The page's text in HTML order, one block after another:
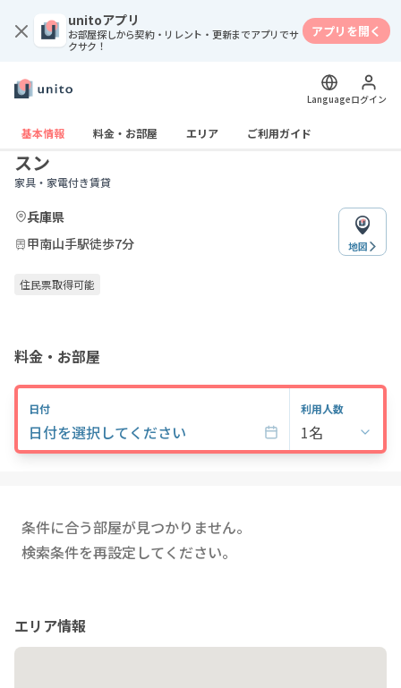
unitoアプリ
お部屋探しから契約・リレント・更新までアプリでサ
クサク！
アプリを開く
Languageログイン
基本情報 料金・お部屋 エリア ご利用ガイド
マンスリーリブマックス芦屋・甲南山手アリ
スン
家具・家電付き賃貸
兵庫県
甲南山手駅徒歩7分
地図
住民票取得可能
料金・お部屋
日付
日付を選択してください
利用人数
1名
条件に合う部屋が見つかりません。
検索条件を再設定してください。
エリア情報